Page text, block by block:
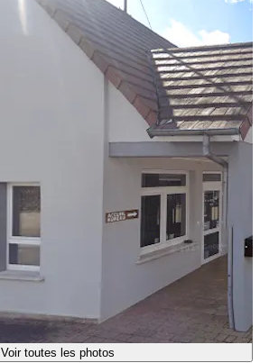
Voir toutes les photos